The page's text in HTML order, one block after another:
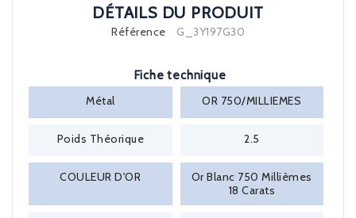
DÉTAILS DU PRODUIT
Référence G_3Y197G30
Fiche technique
Métal
OR 750/MILLIEMES
Poids Théorique 2.5
COULEUR D'OR
Or Blanc 750 Millièmes
18 Carats